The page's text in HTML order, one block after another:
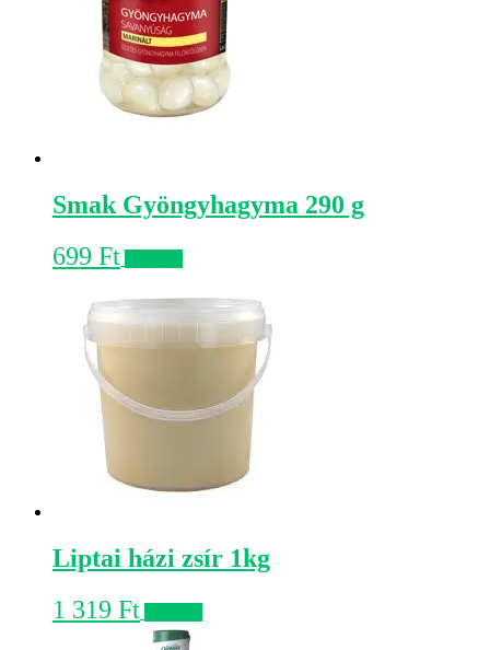
Smak Gyöngyhagyma 290 g
699 Ft
Liptai házi zsír 1kg
1 319 Ft